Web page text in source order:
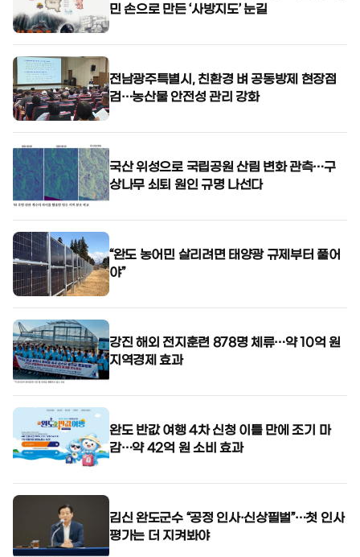
민 손으로 만든 ‘사방지도’ 눈길
전남광주특별시, 친환경 벼 공동방제 현장점
검…농산물 안전성 관리 강화
국산 위성으로 국립공원 산림 변화 관측…구
상나무 쇠퇴 원인 규명 나선다
“완도 농어민 살리려면 태양광 규제부터 풀어
야”
강진 해외 전지훈련 878명 체류…약 10억 원
지역경제 효과
완도 반값 여행 4차 신청 이틀 만에 조기 마
감…약 42억 원 소비 효과
김신 완도군수 “공정 인사·신상필벌”…첫 인사
평가는 더 지켜봐야